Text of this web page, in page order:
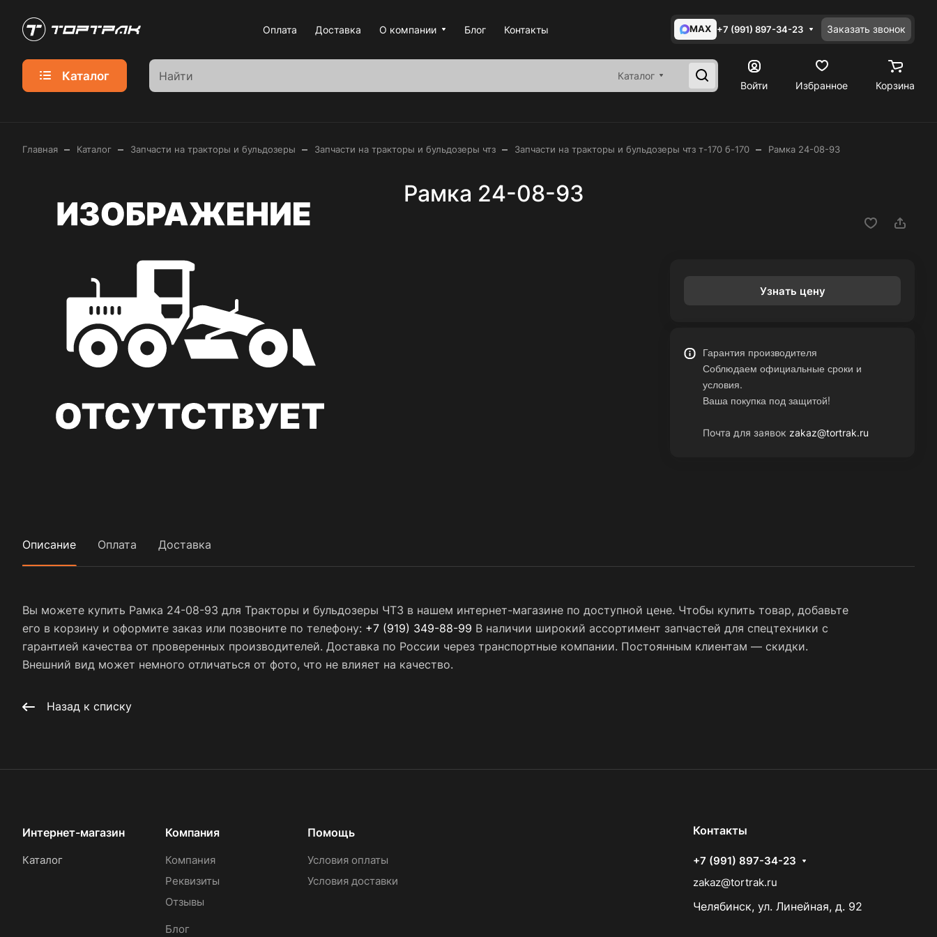
Оплата Доставка О компании Блог Контакты MAX +7 (991) 897-34-23 Заказать звонок
Каталог
Каталог
Войти
Избранное Корзина
Главная – Каталог – Запчасти на тракторы и бульдозеры – Запчасти на тракторы и бульдозеры чтз – Запчасти на тракторы и бульдозеры чтз т-170 б-170 – Рамка 24-08-93
Рамка 24-08-93
Узнать цену
Гарантия производителя
Соблюдаем официальные сроки и
условия.
Ваша покупка под защитой!
Почта для заявок zakaz@tortrak.ru
Описание Оплата Доставка
Вы можете купить Рамка 24-08-93 для Тракторы и бульдозеры ЧТЗ в нашем интернет-магазине по доступной цене. Чтобы купить товар, добавьте
его в корзину и оформите заказ или позвоните по телефону: +7 (919) 349-88-99 В наличии широкий ассортимент запчастей для спецтехники с
гарантией качества от проверенных производителей. Доставка по России через транспортные компании. Постоянным клиентам — скидки.
Внешний вид может немного отличаться от фото, что не влияет на качество.
Назад к списку
Интернет-магазин
Каталог
Компания
Компания
Реквизиты
Отзывы
Блог
Помощь
Условия оплаты
Условия доставки
Контакты
+7 (991) 897-34-23
zakaz@tortrak.ru
Челябинск, ул. Линейная, д. 92